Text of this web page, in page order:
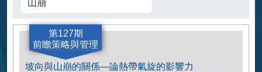
第127期
前瞻策略與管理
坡向與山崩的關係—論熱帶氣旋的影響力